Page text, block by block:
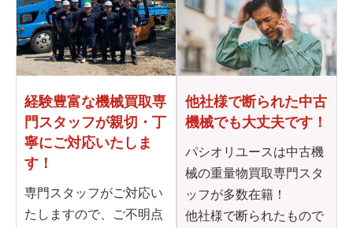
経験豊富な機械買取専
門 スタッフが親切・丁
寧にご対応いたしま
す！
専門スタッフがご対応い
たしますので、ご不明点
他社様で断られた中古
機械でも大丈夫です！
パシオリユースは中古機
械の重量物買取専門スタ
ッフが多数在籍！
他社様で断られたもので